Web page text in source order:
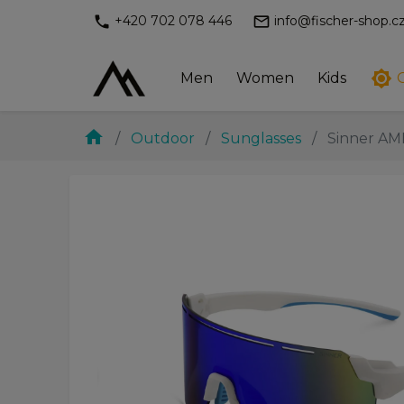
phone +420 702 078 446 mail_outline info@fischer-shop.cz
Men Women Kids brightness_7
home Outdoor Sunglasses Sinner